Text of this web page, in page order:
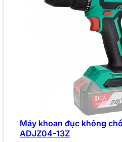
Máy khoan đục không
ADJZ04-13Z